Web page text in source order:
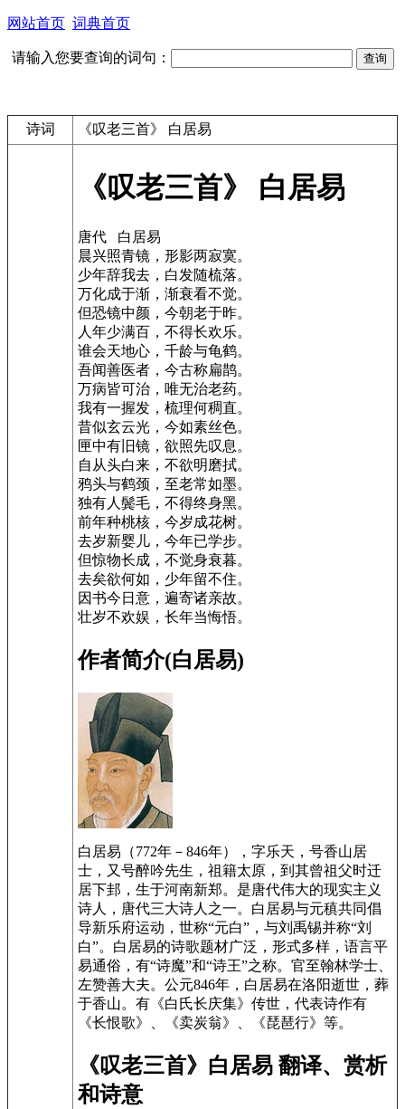
网站首页 词典首页
请输入您要查询的词句：
诗词 《叹老三首》 白居易
《叹老三首》 白居易
唐代 白居易
晨兴照青镜，形影两寂寞。
少年辞我去，白发随梳落。
万化成于渐，渐衰看不觉。
但恐镜中颜，今朝老于昨。
人年少满百，不得长欢乐。
谁会天地心，千龄与龟鹤。
吾闻善医者，今古称扁鹊。
万病皆可治，唯无治老药。
我有一握发，梳理何稠直。
昔似玄云光，今如素丝色。
匣中有旧镜，欲照先叹息。
自从头白来，不欲明磨拭。
鸦头与鹤颈，至老常如墨。
独有人鬓毛，不得终身黑。
前年种桃核，今岁成花树。
去岁新婴儿，今年已学步。
但惊物长成，不觉身衰暮。
去矣欲何如，少年留不住。
因书今日意，遍寄诸亲故。
壮岁不欢娱，长年当悔悟。
作者简介(白居易)
白居易（772年－846年），字乐天，号香山居
士，又号醉吟先生，祖籍太原，到其曾祖父时迁
居下邽，生于河南新郑。是唐代伟大的现实主义
诗人，唐代三大诗人之一。白居易与元稹共同倡
导新乐府运动，世称“元白”，与刘禹锡并称“刘
白”。白居易的诗歌题材广泛，形式多样，语言平
易通俗，有“诗魔”和“诗王”之称。官至翰林学士、
左赞善大夫。公元846年，白居易在洛阳逝世，葬
于香山。有《白氏长庆集》传世，代表诗作有
《长恨歌》、《卖炭翁》、《琵琶行》等。
《叹老三首》白居易 翻译、赏析
和诗意